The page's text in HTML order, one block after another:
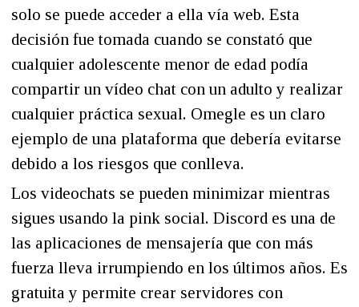
solo se puede acceder a ella vía web. Esta
decisión fue tomada cuando se constató que
cualquier adolescente menor de edad podía
compartir un vídeo chat con un adulto y realizar
cualquier práctica sexual. Omegle es un claro
ejemplo de una plataforma que debería evitarse
debido a los riesgos que conlleva.
Los videochats se pueden minimizar mientras
sigues usando la pink social. Discord es una de
las aplicaciones de mensajería que con más
fuerza lleva irrumpiendo en los últimos años. Es
gratuita y permite crear servidores con